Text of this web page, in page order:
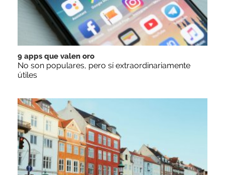
9 apps que valen oro
No son populares, pero sí extraordinariamente
útiles